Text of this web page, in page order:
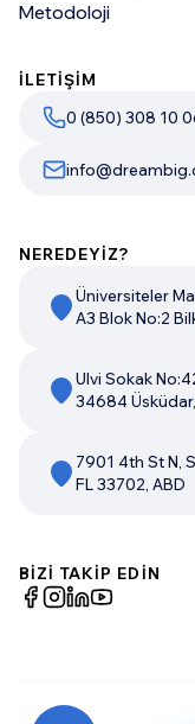
Metodoloji
İLETİŞİM
0 (850) 308 10
NEREDEYİZ?
Üniversiteler
A3 Blok No:2
Ulvi Sokak
34684
7901 4th St N,
FL 33702, ABD
BİZİ TAKİP EDİN